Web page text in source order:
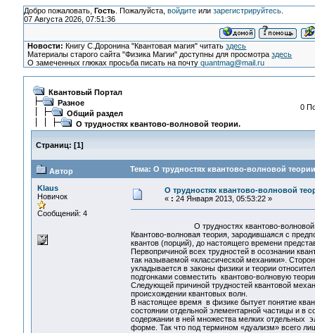
Добро пожаловать, Гость. Пожалуйста, войдитеили зарегистрируйтесь.
07 Августа 2026, 07:51:36
Новости: Книгу С.Доронина "Квантовая магия" читатьздесь
Материалы старого сайта "Физика Магии" доступны для просмотраздесь
О замеченных глюках просьба писать на почтуquantmag@mail.ru
Квантовый Портал
Разное
Общий раздел
О трудностях квантово-волновой теории.
0
Страниц: [1]
Автор Тема: О трудностях квантово-волновой
Klaus
Новичок
Сообщений: 4
О трудностях квантово-волновой
« : 24 Января 2013, 05:53:22 »
О трудностях квантово-волновой
Квантово-волновая теория, зародившаяся с
квантов (порций), до настоящего времени
Первопричиной всех трудностей в осознании
так называемой «классической механики».
укладывается в законы физики и теории
подгонками совместить квантово-волновую
Следующей причиной трудностей квантовой
происхождении квантовых волн.
В настоящее время в физике бытует понятие
состоянии отдельной элементарной частицы и в
содержании в ней множества мелких отдельных
форме. Так что под термином «дуализм» всего